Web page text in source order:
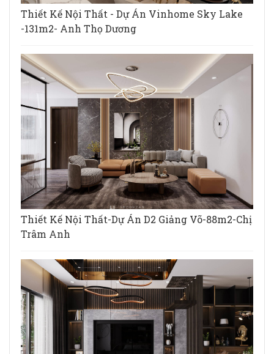
Thiết Kế Nội Thất - Dự Án Vinhome Sky Lake
-131m2- Anh Thọ Dương
Thiết Kế Nội Thất-Dự Án D2 Giảng Võ-88m2-Chị
Trâm Anh